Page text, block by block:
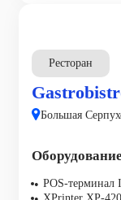
Ресторан
Большая
Оборудование
POS-терминал